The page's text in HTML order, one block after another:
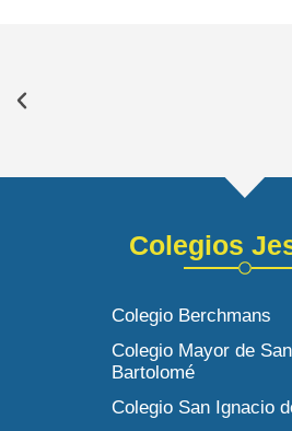
Colegios
Colegio Berchmans
Colegio Mayor de San
Bartolomé
Colegio San Ignacio